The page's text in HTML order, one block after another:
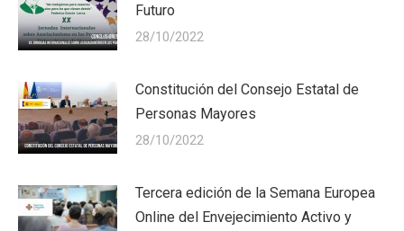
Futuro
28/10/2022
Constitución del Consejo Estatal de
Personas Mayores
28/10/2022
Tercera edición de la Semana Europea
Online del Envejecimiento Activo y